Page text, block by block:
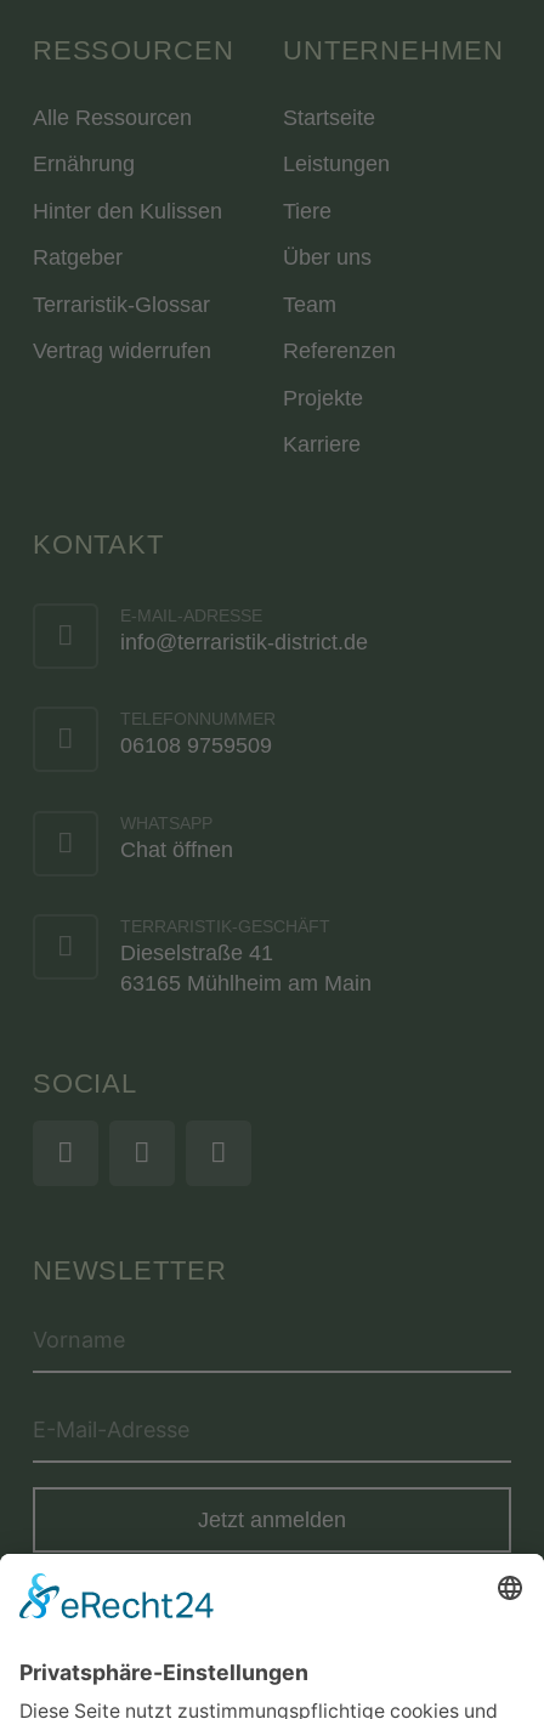
RESSOURCEN
Alle Ressourcen
Ernährung
Hinter den Kulissen
Ratgeber
Terraristik-Glossar
Vertrag widerrufen
UNTERNEHMEN
Startseite
Leistungen
Tiere
Über uns
Team
Referenzen
Projekte
Karriere
KONTAKT
E-MAIL-ADRESSE
info@terraristik-district.de
TELEFONNUMMER
06108 9759509
WHATSAPP
Chat öffnen
TERRARISTIK-GESCHÄFT
Dieselstraße 41
63165 Mühlheim am Main
SOCIAL
NEWSLETTER
Jetzt anmelden
Mit der Eintragung in dem Newsletter erkläre ich mich mit der